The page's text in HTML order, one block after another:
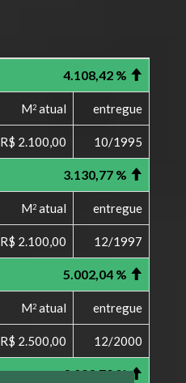
4.108,42 %
M2 atual entregue
R$ 2.100,00 10/1995
3.130,77 %
M2 atual entregue
R$ 2.100,00 12/1997
5.002,04 %
M2 atual entregue
R$ 2.500,00 12/2000
3.083,79 %